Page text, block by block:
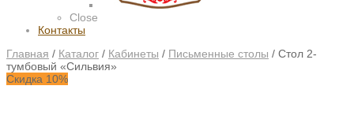
Close
Контакты
Главная / Каталог / Кабинеты / Письменные столы / Стол 2-
тумбовый «Сильвия»
Скидка 10%